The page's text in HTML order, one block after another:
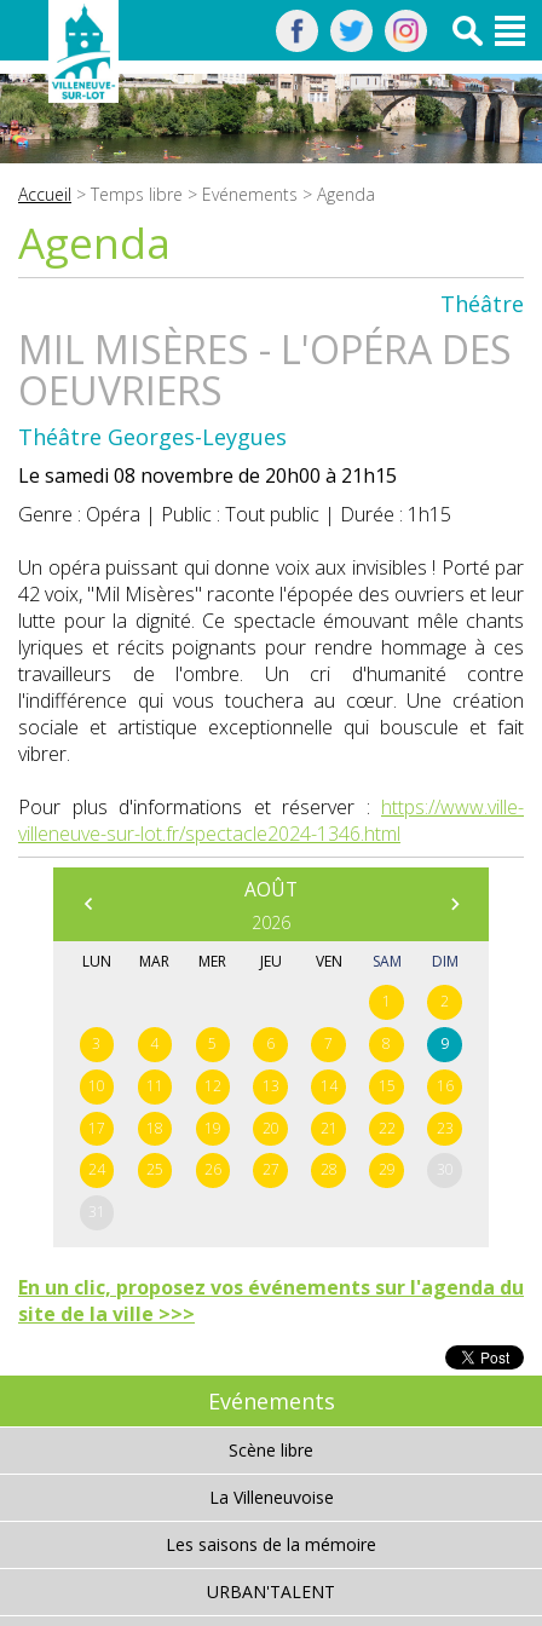
Accueil > Temps libre > Evénements > Agenda
Agenda
Théâtre
MIL MISÈRES - L'OPÉRA DES
OEUVRIERS
Théâtre Georges-Leygues
Le samedi 08 novembre de 20h00 à 21h15
Genre : Opéra | Public : Tout public | Durée : 1h15
Un opéra puissant qui donne voix aux invisibles ! Porté par
42 voix, "Mil Misères" raconte l'épopée des ouvriers et leur
lutte pour la dignité. Ce spectacle émouvant mêle chants
lyriques et récits poignants pour rendre hommage à ces
travailleurs de l'ombre. Un cri d'humanité contre
l'indifférence qui vous touchera au cœur. Une création
sociale et artistique exceptionnelle qui bouscule et fait
vibrer.
Pour plus d'informations et réserver : https://www.ville-
villeneuve-sur-lot.fr/spectacle2024-1346.html
AOÛT
2026
LUN MAR MER JEU VEN SAM
DIM
1
2
3 4 5 6 7 8 9
10 11 12 13 14 15 16
17 18 19 20 21 22 23
24 25 26 27 28 29 30
31
En un clic, proposez vos événements sur l'agenda du
site de la ville >>>
Evénements
Scène libre
La Villeneuvoise
Les saisons de la mémoire
URBAN'TALENT